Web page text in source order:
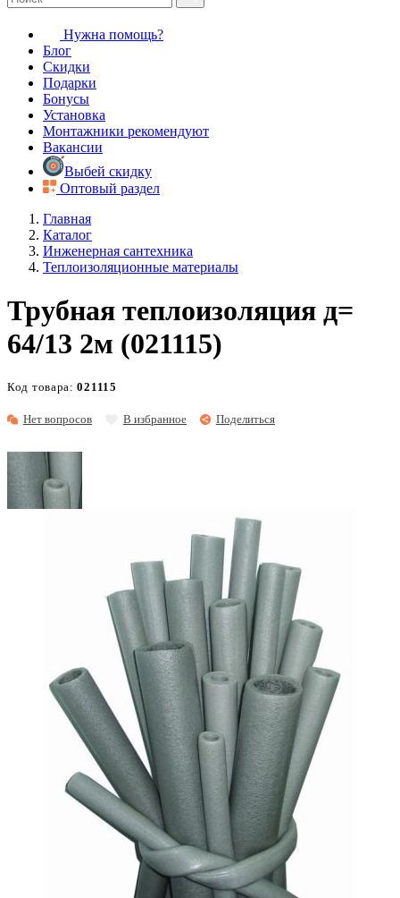
Нужна помощь?
Блог
Скидки
Подарки
Бонусы
Установка
Монтажники рекомендуют
Вакансии
Выбей скидку
Оптовый раздел
Главная
Каталог
Инженерная сантехника
Теплоизоляционные материалы
Трубная теплоизоляция д=
64/13 2м (021115)
Нет вопросов В избранное Поделиться
Код товара:021115